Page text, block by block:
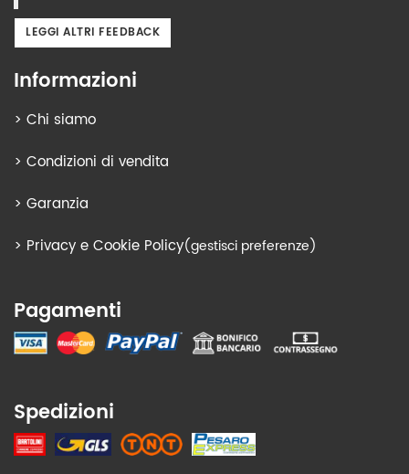
LEGGI ALTRI FEEDBACK
Informazioni
> Chi siamo
> Condizioni di vendita
> Garanzia
> Privacy e Cookie Policy(gestisci preferenze)
Pagamenti
Spedizioni